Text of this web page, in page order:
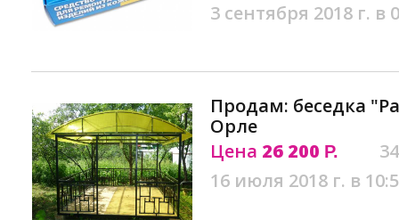
3 сентября 2018 г. в
Продам: беседка
Орле
Цена 26 200 Р.
16 июля 2018 г. в